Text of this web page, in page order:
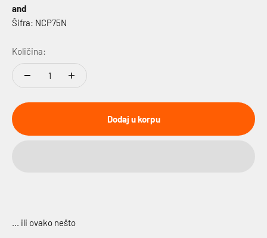
and
Šifra: NCP75N
Količina:
Dodaj u korpu